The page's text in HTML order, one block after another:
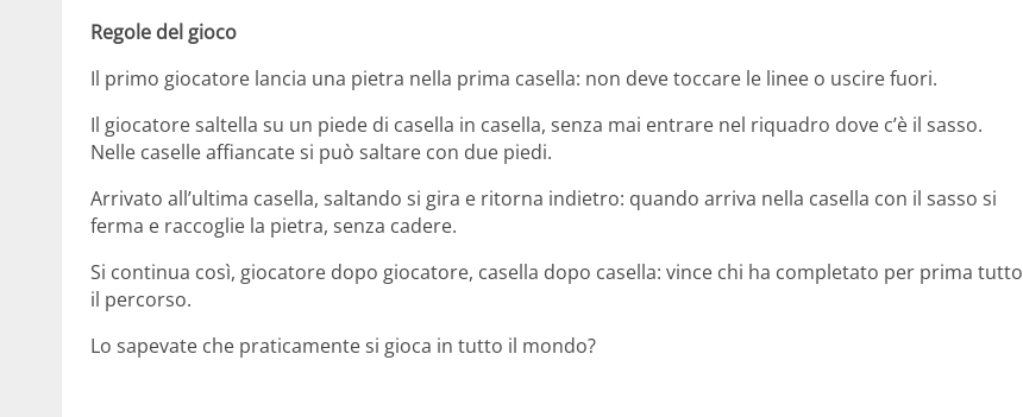
Regole del gioco
Il primo giocatore lancia una pietra nella prima casella: non deve toccare le linee o uscire fuori.
Il giocatore saltella su un piede di casella in casella, senza mai entrare nel riquadro dove c’è il sasso.
Nelle caselle affiancate si può saltare con due piedi.
Arrivato all’ultima casella, saltando si gira e ritorna indietro: quando arriva nella casella con il sasso si
ferma e raccoglie la pietra, senza cadere.
Si continua così, giocatore dopo giocatore, casella dopo casella: vince chi ha completato per prima tutto
il percorso.
Lo sapevate che praticamente si gioca in tutto il mondo?